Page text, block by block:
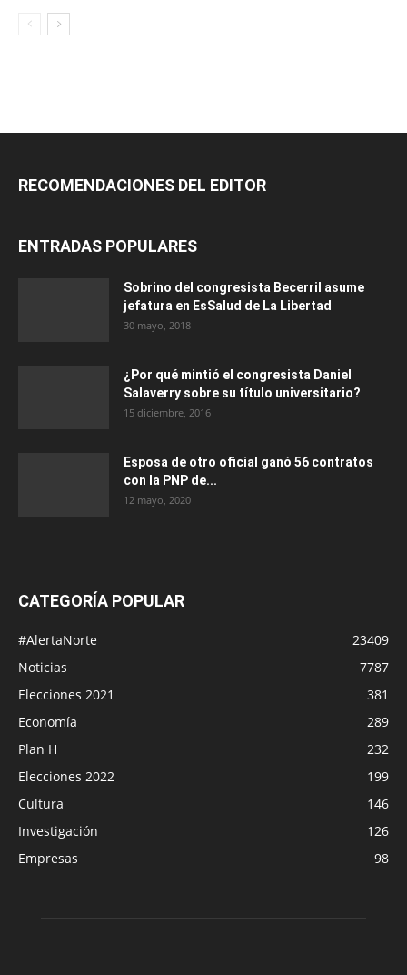
RECOMENDACIONES DEL EDITOR
ENTRADAS POPULARES
Sobrino del congresista Becerril asume
jefatura en EsSalud de La Libertad
30 mayo, 2018
¿Por qué mintió el congresista Daniel
Salaverry sobre su título universitario?
15 diciembre, 2016
Esposa de otro oficial ganó 56 contratos
con la PNP de...
12 mayo, 2020
CATEGORÍA POPULAR
#AlertaNorte
23409
Noticias
7787
Elecciones 2021
381
Economía
289
Plan H
232
Elecciones 2022
199
Cultura
146
Investigación
126
Empresas
98